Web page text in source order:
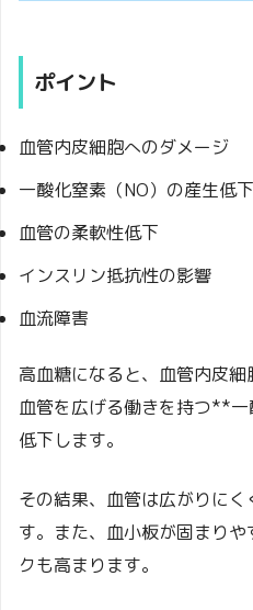
ポイント
血管内皮細胞へのダメージ
一酸化窒素（NO）の産生低下
血管の柔軟性低下
インスリン抵抗性の影響
血流障害
高血糖になると、血管内皮細
血管を広げる働きを持つ**
低下します。
その結果、血管は広がりに
す。また、血小板が固まり
クも高まります。